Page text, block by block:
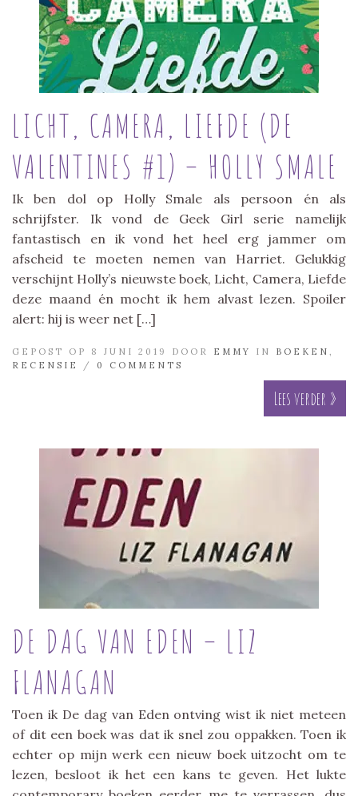
LICHT, CAMERA, LIEFDE (DE
VALENTINES #1) – HOLLY SMALE
Ik ben dol op Holly Smale als persoon én als
schrijfster. Ik vond de Geek Girl serie namelijk
fantastisch en ik vond het heel erg jammer om
afscheid te moeten nemen van Harriet. Gelukkig
verschijnt Holly’s nieuwste boek, Licht, Camera, Liefde
deze maand én mocht ik hem alvast lezen. Spoiler
alert: hij is weer net […]
GEPOST OP 8 JUNI 2019 DOOR EMMY IN BOEKEN
RECENSIE
/ 0 COMMENTS
Lees verder »
DE DAG VAN EDEN – LIZ
FLANAGAN
Toen ik De dag van Eden ontving wist ik niet meteen
of dit een boek was dat ik snel zou oppakken. Toen ik
echter op mijn werk een nieuw boek uitzocht om te
lezen, besloot ik het een kans te geven. Het lukte